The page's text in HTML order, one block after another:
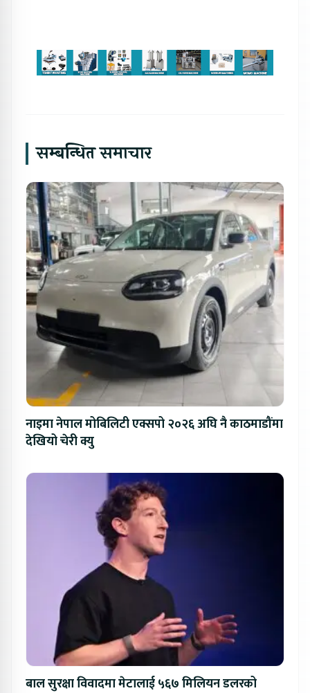
सम्बन्धित समाचार
नाइमा नेपाल मोबिलिटी एक्सपो २०२६ अघि नै काठमाडौंमा
देखियो चेरी क्यु
बाल सुरक्षा विवादमा मेटालाई ५६७ मिलियन डलरको